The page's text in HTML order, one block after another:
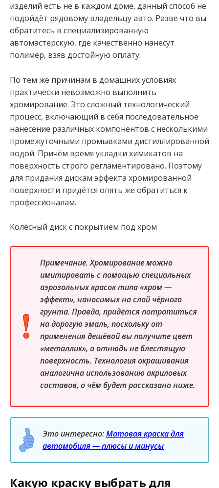
изделий есть не в каждом доме, данный способ не
подойдёт рядовому владельцу авто. Разве что вы
обратитесь в специализированную
автомастерскую, где качественно нанесут
полимер, взяв достойную оплату.
По тем же причинам в домашних условиях
практически невозможно выполнить
хромирование. Это сложный технологический
процесс, включающий в себя последовательное
нанесение различных компонентов с несколькими
промежуточными промывками дистиллированной
водой. Причём время укладки химикатов на
поверхность строго регламентировано. Поэтому
для придания дискам эффекта хромированной
поверхности придётся опять же обратиться к
профессионалам.
Колёсный диск с покрытием под хром
Примечание. Хромирование можно
имитировать с помощью специальных
аэрозольных красок типа «хром —
эффект», наносимых на слой чёрного
грунта. Правда, придётся потратиться
на дорогую эмаль, поскольку от
применения дешёвой вы получите цвет
«металлик», а отнюдь не блестящую
поверхность. Технология окрашивания
аналогична использованию акриловых
составов, о чём будет рассказано ниже.
Это интересно:Матовая краска для
автомобиля — плюсы и минусы
Какую краску выбрать для